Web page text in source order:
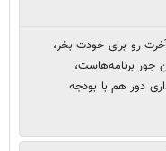
آخرت رو برای خودت بخر،
جور برنامه‌هاست،
دور هم با بودجه